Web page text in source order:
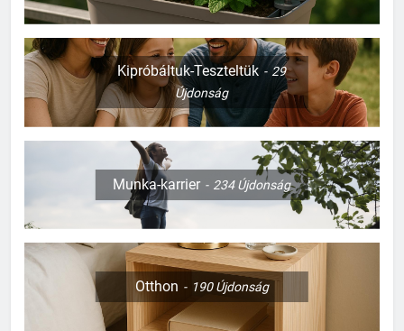
Kipróbáltuk-Teszteltük
29
Újdonság
Munka-karrier 234Újdonság
Otthon 190Újdonság